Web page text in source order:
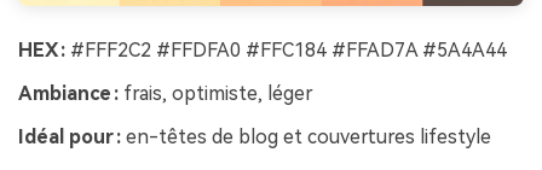
HEX : #FFF2C2 #FFDFA0 #FFC184 #FFAD7A #5A4A44
Ambiance : frais, optimiste, léger
Idéal pour : en-têtes de blog et couvertures lifestyle